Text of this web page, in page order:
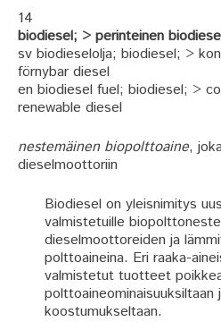
14
biodiesel; > perinteinen
sv biodieselolja; biodiesel; >
förnybar diesel
en biodiesel fuel; biodiesel; >
renewable diesel
nestemäinen biopolttoaine,
dieselmoottoriin
Biodiesel on yleisnimitys
valmistetuille
dieselmoottoreiden ja
polttoaineina. Eri raaka-
valmistetut tuotteet
polttoaineominaisuuksiltaan
koostumukseltaan.